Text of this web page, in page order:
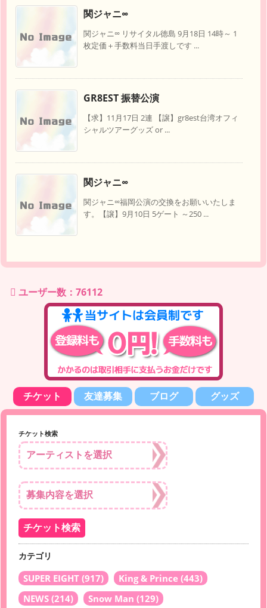
関ジャニ∞
関ジャニ∞ リサイタル徳島 9月18日 14時～ 1
枚定価＋手数料当日手渡しです ...
GR8EST 振替公演
【求】11月17日 2連 【譲】gr8est台湾オフィ
シャルツアーグッズ or ...
関ジャニ∞
関ジャニ∞福岡公演の交換をお願いいたしま
す。【譲】9月10日 5ゲート ～250 ...
ユーザー数：76112
チケット 友達募集 ブログ グッズ
チケット検索
カテゴリ
SUPER EIGHT (917) King & Prince (443)
NEWS (214) Snow Man (129)